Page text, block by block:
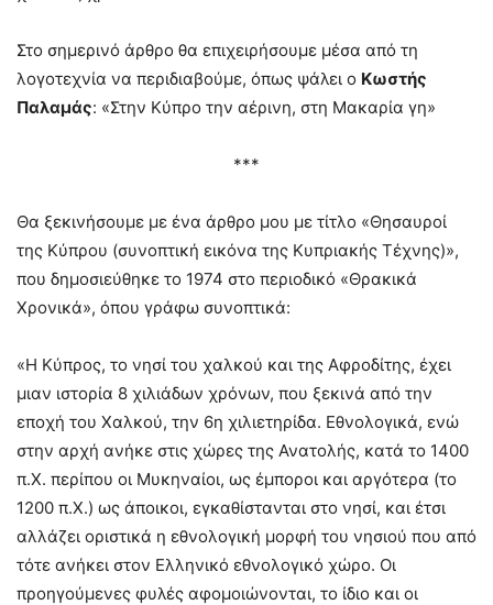
Στο σημερινό άρθρο θα επιχειρήσουμε μέσα από τη
λογοτεχνία να περιδιαβούμε, όπως ψάλει ο Κωστής
Παλαμάς: «Στην Κύπρο την αέρινη, στη Μακαρία γη»
***
Θα ξεκινήσουμε με ένα άρθρο μου με τίτλο «Θησαυροί
της Κύπρου (συνοπτική εικόνα της Κυπριακής Τέχνης)»,
που δημοσιεύθηκε το 1974 στο περιοδικό «Θρακικά
Χρονικά», όπου γράφω συνοπτικά:
«Η Κύπρος, το νησί του χαλκού και της Αφροδίτης, έχει
μιαν ιστορία 8 χιλιάδων χρόνων, που ξεκινά από την
εποχή του Χαλκού, την 6η χιλιετηρίδα. Εθνολογικά, ενώ
στην αρχή ανήκε στις χώρες της Ανατολής, κατά το 1400
π.Χ. περίπου οι Μυκηναίοι, ως έμποροι και αργότερα (το
1200 π.Χ.) ως άποικοι, εγκαθίστανται στο νησί, και έτσι
αλλάζει οριστικά η εθνολογική μορφή του νησιού που από
τότε ανήκει στον Ελληνικό εθνολογικό χώρο. Οι
προηγούμενες φυλές αφομοιώνονται, το ίδιο και οι